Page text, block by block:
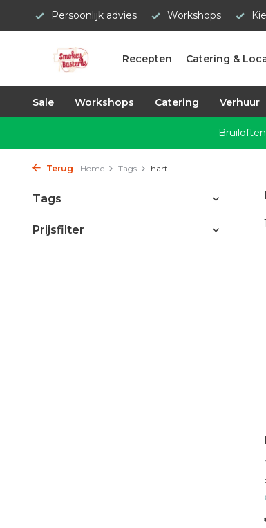
Persoonlijk advies Workshops
Recepten Catering &
Sale Workshops Catering Verhuur
Terug Home Tags hart
Tags
Prijsfilter